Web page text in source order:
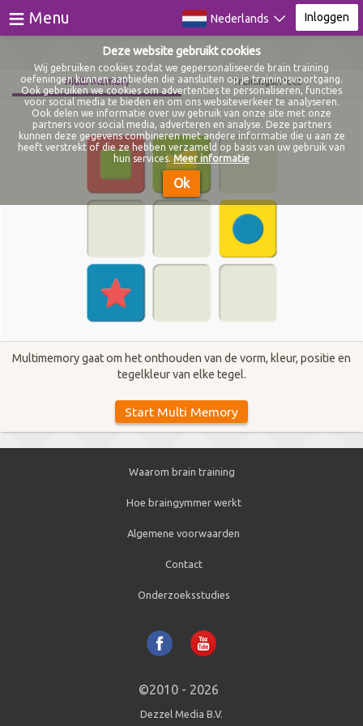
Games
Tests
Video Training
Nieuw
Over
Inloggen
Registreer
≡ Menu Nederlands Inloggen
Multi Memory Trainingseffect
Multimemory gaat om het onthouden van de vorm, kleur, positie en
tegelkleur van elke tegel.
Waarom brain training
Hoe braingymmer werkt
Algemene voorwaarden
Contact
Onderzoeksstudies
©2010 - 2026
Dezzel Media B.V.
Deze website gebruikt cookies
Wij gebruiken cookies zodat we gepersonaliseerde brain training
oefeningen kunnen aanbieden die aansluiten op je trainingsvoortgang.
Ook gebruiken we cookies om advertenties te personaliseren, functies
voor social media te bieden en om ons websiteverkeer te analyseren.
Ook delen we informatie over uw gebruik van onze site met onze
partners voor social media, adverteren en analyse. Deze partners
kunnen deze gegevens combineren met andere informatie die u aan ze
heeft verstrekt of die ze hebben verzameld op basis van uw gebruik van
hun services.Meer informatie
Ok